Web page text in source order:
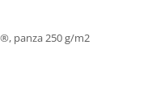
panza 250 g/m2